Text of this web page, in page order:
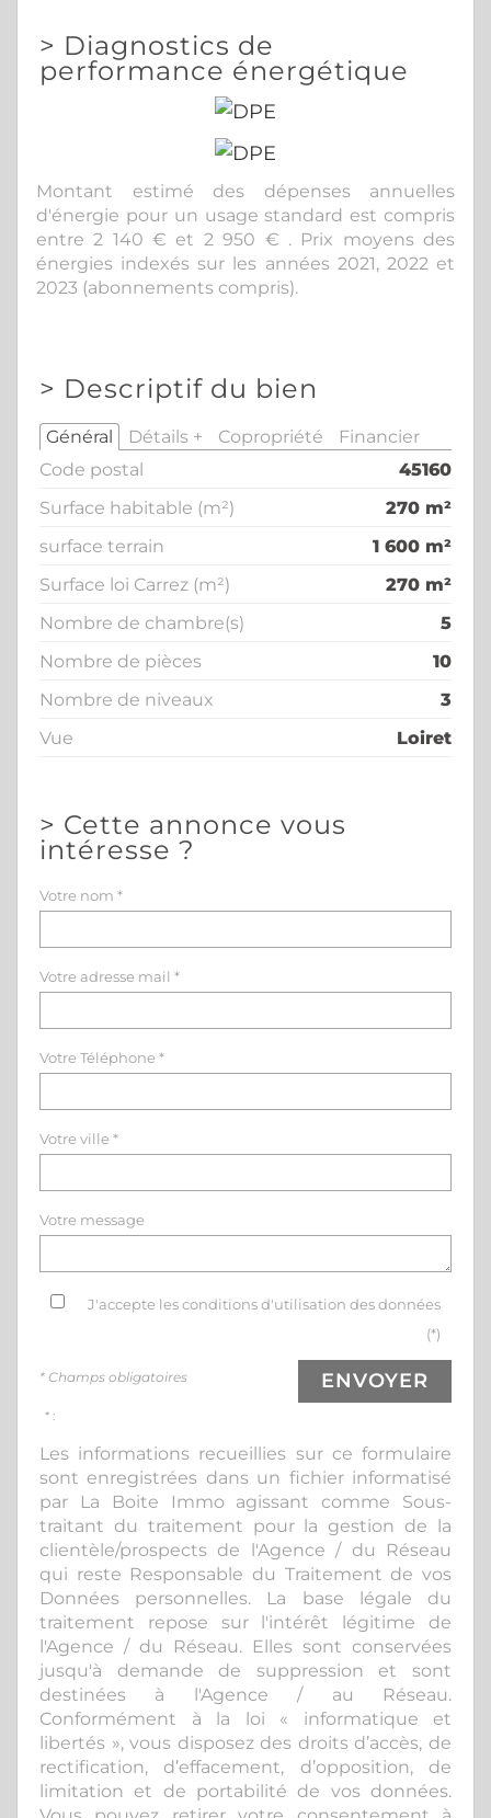
> Diagnostics de
performance énergétique
Montant estimé des dépenses annuelles
d'énergie pour un usage standard est compris
entre 2 140 € et 2 950 € . Prix moyens des
énergies indexés sur les années 2021, 2022 et
2023 (abonnements compris).
> Descriptif du bien
Général Détails + Copropriété
Financier
Code postal
45160
Surface habitable (m²)
270 m²
surface terrain
1 600 m²
Surface loi Carrez (m²)
270 m²
Nombre de chambre(s)
5
Nombre de pièces
10
Nombre de niveaux
3
Vue
Loiret
> Cette annonce vous
intéresse ?
Votre nom *
Votre adresse mail *
Votre Téléphone *
Votre ville *
Votre message
J'accepte les conditions d'utilisation des données
(*)
* Champs obligatoires ENVOYER
* :
Les informations recueillies sur ce formulaire
sont enregistrées dans un fichier informatisé
par La Boite Immo agissant comme Sous-
traitant du traitement pour la gestion de la
clientèle/prospects de l'Agence / du Réseau
qui reste Responsable du Traitement de vos
Données personnelles. La base légale du
traitement repose sur l'intérêt légitime de
l'Agence / du Réseau. Elles sont conservées
jusqu'à demande de suppression et sont
destinées à l'Agence / au Réseau.
Conformément à la loi « informatique et
libertés », vous disposez des droits d’accès, de
rectification, d’effacement, d’opposition, de
limitation et de portabilité de vos données.